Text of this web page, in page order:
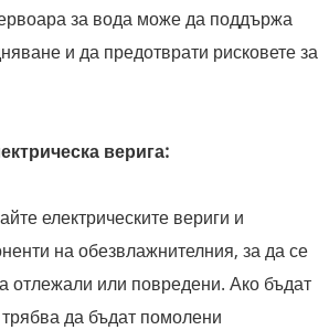
за вода може да поддържа
и да предотврати рисковете за
верига:
електрическите вериги и
на обезвлажнителния, за да се
отлежали или повредени. Ако бъдат
да бъдат помолени